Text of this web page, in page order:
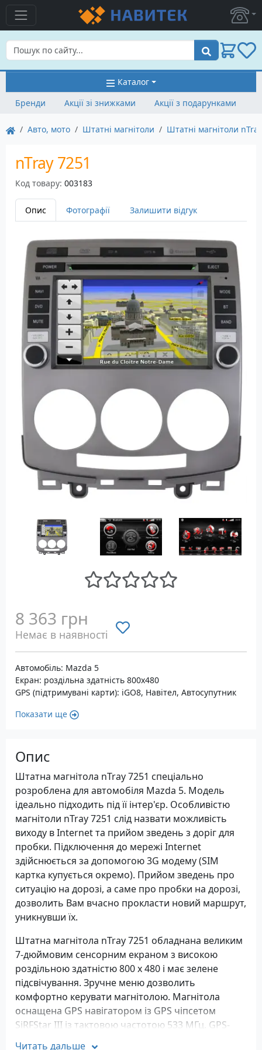
Пошук
Каталог
Бренди
Акції зі знижками Акції з подарунками
Авто, мото Штатні магнітоли Штатні магнітоли nTray
nTray 7251
Код товару: 003183
Опис Фотографії Залишити відгук
8 363 грн
Немає в наявності
Автомобіль: Mazda 5
Екран: роздільна здатність 800х480
GPS (підтримувані карти): iGO8, Навітел, Автосупутник
Показати ще
Опис
Штатна магнітола nTray 7251 спеціально
розроблена для автомобіля Mazda 5. Модель
ідеально підходить під її інтер'єр. Особливістю
магнітоли nTray 7251 слід назвати можливість
виходу в Internet та прийом зведень з доріг для
пробки. Підключення до мережі Internet
здійснюється за допомогою 3G модему (SIM
картка купується окремо). Прийом зведень про
ситуацію на дорозі, а саме про пробки на дорозі,
дозволить Вам вчасно прокласти новий маршрут,
уникнувши їх.
Штатна магнітола nTray 7251 обладнана великим
7-дюймовим сенсорним екраном з високою
роздільною здатністю 800 х 480 і має зелене
підсвічування. Зручне меню дозволить
комфортно керувати магнітолою. Магнітола
оснащена GPS навігатором із GPS чіпсетом
SiRFStar III із тактовою частотою 533 МГц. GPS-
Читать дальше